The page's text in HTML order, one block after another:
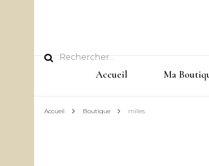
Rechercher :
Accueil Ma
Accueil Boutique milles